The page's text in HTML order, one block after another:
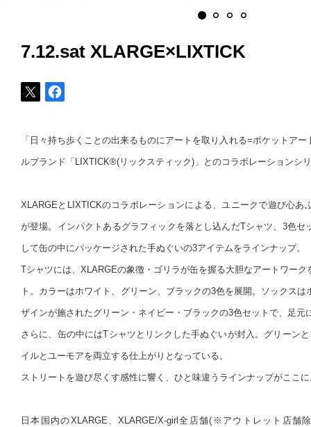
7.12.sat XLARGE×LIXTICK
「日々持ち歩くことの出来るものにアートを取り入れる=ポケットア
ルブランド「LIXTICK®(リックスティック)」とのコラボレーションシ
XLARGEとLIXTICKのコラボレーションによる、ユニークで遊び心あ
が登場。インパクトあるグラフィックを落とし込んだTシャツ、3色セ
して缶の中にパッケージされた手ぬぐいの3アイテムをラインナップ。
Tシャツには、XLARGEの象徴・ゴリラが缶を握る大胆なアートワー
ト。カラーはホワイト、グリーン、ブラックの3色を展開。ソックス
ザインが施されたグリーン・ネイビー・ブラックの3色セットで、足元
さらに、缶の中にはTシャツとリンクした手ぬぐいが封入。グリーン
イルとユーモアを両立する仕上がりとなっている。
ストリートを遊び尽くす感性に響く、ひと味違うラインナップがここ
日本国内のXLARGE、XLARGE/X-girl全店舗(※アウトレット店舗